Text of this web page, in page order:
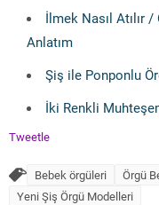
İlmek Nasıl Atılır
Anlatım
Şiş ile Ponponlu
İki Renkli
Tweetle
Bebek örgüleri Örgü
Yeni Şiş Örgü Modelleri